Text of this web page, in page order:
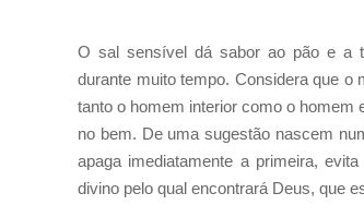
O sal sensível dá sabor ao pão e a
durante muito tempo. Considera que o
tanto o homem interior como o homem
no bem. De uma sugestão nascem
apaga imediatamente a primeira,
divino pelo qual encontrará Deus, que